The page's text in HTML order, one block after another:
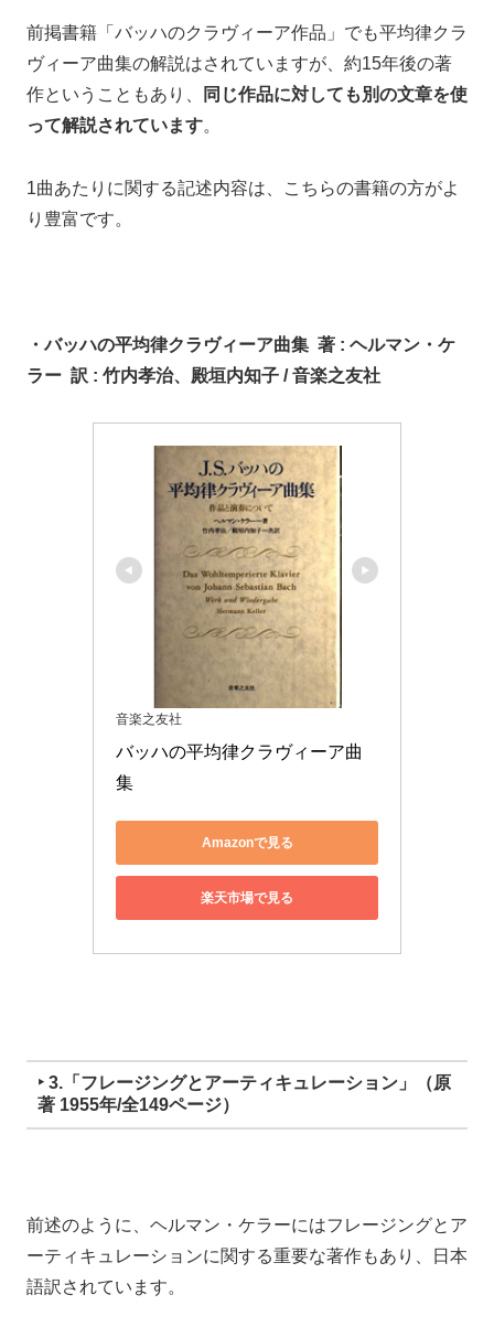
前掲書籍「バッハのクラヴィーア作品」でも平均律クラ
ヴィーア曲集の解説はされていますが、約15年後の著
作ということもあり、
同じ作品に対しても 別の文章を使
って解説されています。
1曲あたりに関する記述内容は、こちらの書籍の方がよ
り豊富です。
・バッハの平均律クラヴィーア曲集 著 : ヘルマン・ケ
ラー 訳 : 竹内孝治、殿垣内知子 / 音楽之友社
音楽之友社
バッハの平均律クラヴィーア曲
集
Amazonで見る
楽天市場で見る
‣ 3.「フレージングとアーティキュレーション」（原
著 1955年/全149ページ）
前述のように、 ヘルマン・ケラーにはフレージングとア
ーティキュレーションに関する重要な著作もあり、
日本
語訳されています。